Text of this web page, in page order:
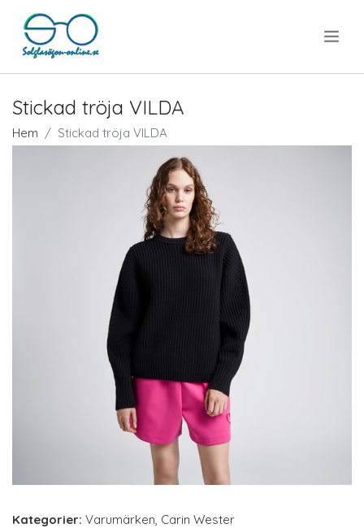
Stickad tröja VILDA
Hem Stickad tröja VILDA
Kategorier: Varumärken, Carin Wester